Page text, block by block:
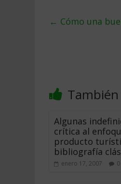
← Cómo una
Algunas
crítica al
producto
bibliografía
enero 17, 2007 0